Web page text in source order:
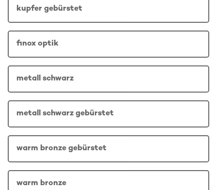
kupfer gebürstet
finox optik
metall schwarz
metall schwarz gebürstet
warm bronze gebürstet
warm bronze